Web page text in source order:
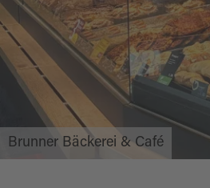
Brunner Bäckerei & Café